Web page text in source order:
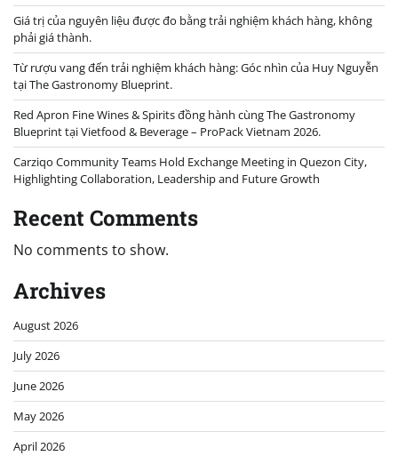
Giá trị của nguyên liệu được đo bằng trải nghiệm khách hàng, không
phải giá thành.
Từ rượu vang đến trải nghiệm khách hàng: Góc nhìn của Huy Nguyễn
tại The Gastronomy Blueprint.
Red Apron Fine Wines & Spirits đồng hành cùng The Gastronomy
Blueprint tại Vietfood & Beverage – ProPack Vietnam 2026.
Carziqo Community Teams Hold Exchange Meeting in Quezon City,
Highlighting Collaboration, Leadership and Future Growth
Recent Comments
No comments to show.
Archives
August 2026
July 2026
June 2026
May 2026
April 2026